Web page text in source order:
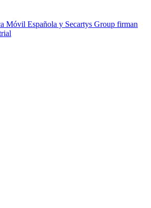
Móvil Española y Secartys Group firman